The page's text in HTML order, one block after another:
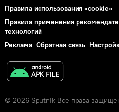
Правила использования «cookie»
Правила применения
технологий
Реклама Обратная связь
© 2026 Sputnik Все права